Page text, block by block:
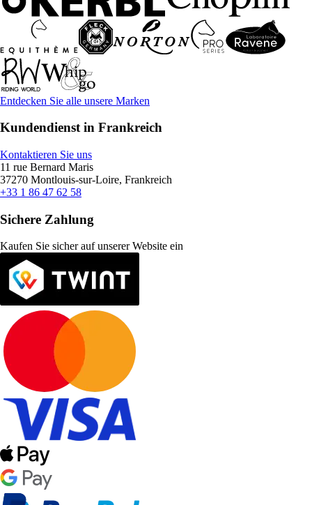
Entdecken Sie alle unsere Marken
Kundendienst in Frankreich
Kontaktieren Sie uns
11 rue Bernard Maris
37270 Montlouis-sur-Loire, Frankreich
+33 1 86 47 62 58
Sichere Zahlung
Kaufen Sie sicher auf unserer Website ein